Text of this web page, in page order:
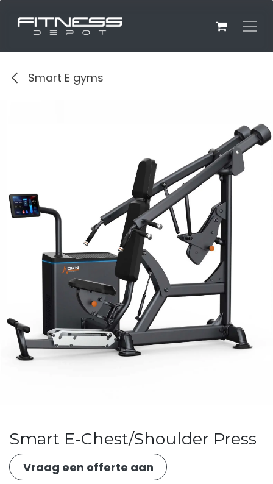
Smart E gyms
Smart E-Chest/Shoulder Press
Vraag een offerte​​ ​​​​​​​​aan